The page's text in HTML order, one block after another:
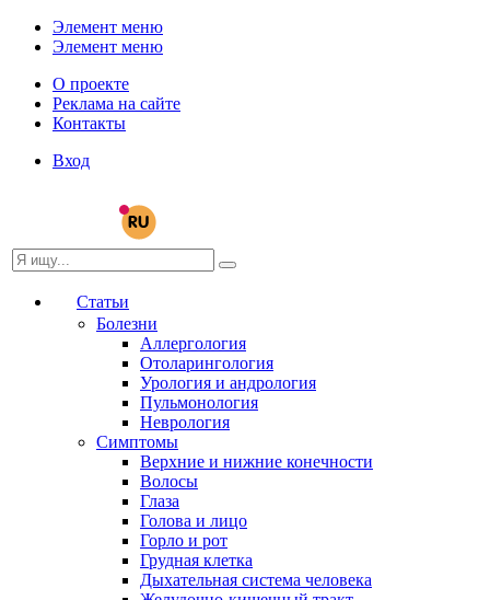
Элемент меню
Элемент меню
О проекте
Реклама на сайте
Контакты
Вход
Статьи
Болезни
Аллергология
Отоларингология
Урология и андрология
Пульмонология
Неврология
Симптомы
Верхние и нижние конечности
Волосы
Глаза
Голова и лицо
Горло и рот
Грудная клетка
Дыхательная система человека